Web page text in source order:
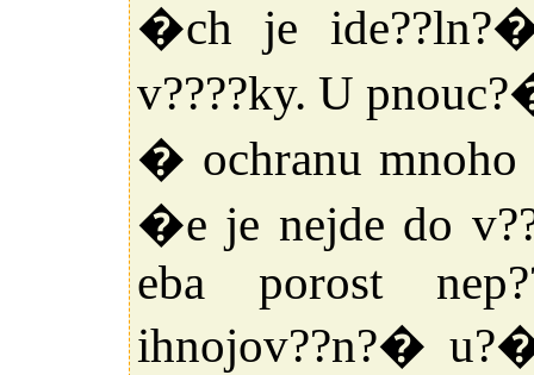
�ch je
v????ky. U
� ochranu mnoho
�e je nejde do
eba porost
ihnojov??n?�